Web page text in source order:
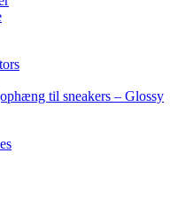
til sneakers – Glossy